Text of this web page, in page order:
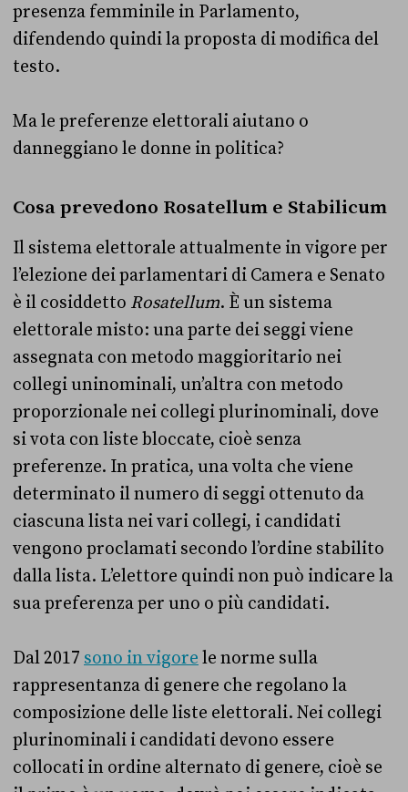
presenza femminile in Parlamento,
difendendo quindi la proposta di modifica del
testo.
Ma le preferenze elettorali aiutano o
danneggiano le donne in politica?
Cosa prevedono Rosatellum e Stabilicum
Il sistema elettorale attualmente in vigore per
l’elezione dei parlamentari di Camera e Senato
è il cosiddetto Rosatellum. È un sistema
elettorale misto: una parte dei seggi viene
assegnata con metodo maggioritario nei
collegi uninominali, un’altra con metodo
proporzionale nei collegi plurinominali, dove
si vota con liste bloccate, cioè senza
preferenze. In pratica, una volta che viene
determinato il numero di seggi ottenuto da
ciascuna lista nei vari collegi, i candidati
vengono proclamati secondo l’ordine stabilito
dalla lista. L’elettore quindi non può indicare la
sua preferenza per uno o più candidati.
Dal 2017 sono in vigore le norme sulla
rappresentanza di genere che regolano la
composizione delle liste elettorali. Nei collegi
plurinominali i candidati devono essere
collocati in ordine alternato di genere, cioè se